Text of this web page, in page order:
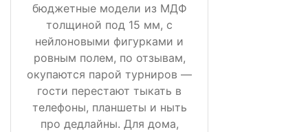
бюджетные модели из МДФ
толщиной под 15 мм, с
нейлоновыми фигурками и
ровным полем, по отзывам,
окупаются парой турниров —
гости перестают тыкать в
телефоны, планшеты и ныть
про дедлайны. Для дома,